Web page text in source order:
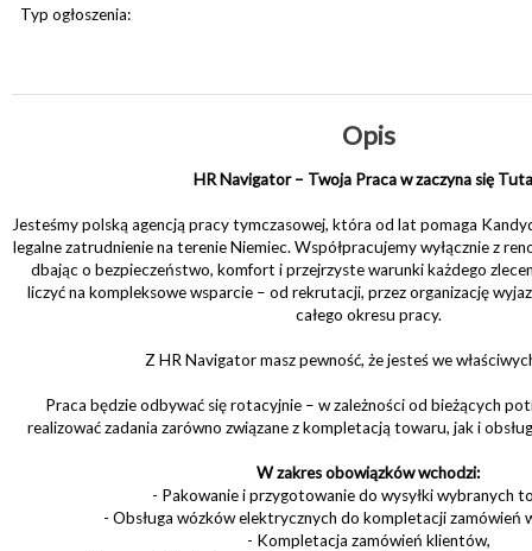
Typ ogłoszenia:
Opis
HR Navigator – Twoja Praca w zaczyna się
Jesteśmy polską agencją pracy tymczasowej, która od lat pomaga
legalne zatrudnienie na terenie Niemiec. Współpracujemy wyłącznie z
dbając o bezpieczeństwo, komfort i przejrzyste warunki każdego
liczyć na kompleksowe wsparcie – od rekrutacji, przez organizację
całego okresu pracy.
Z HR Navigator masz pewność, że jesteś we
Praca będzie odbywać się rotacyjnie – w zależności od bieżących
realizować zadania zarówno związane z kompletacją towaru, jak i
W zakres obowiązków wchodzi:
- Pakowanie i przygotowanie do wysyłki wybranych
- Obsługa wózków elektrycznych do kompletacji zamówień
- Kompletacja zamówień klientów,